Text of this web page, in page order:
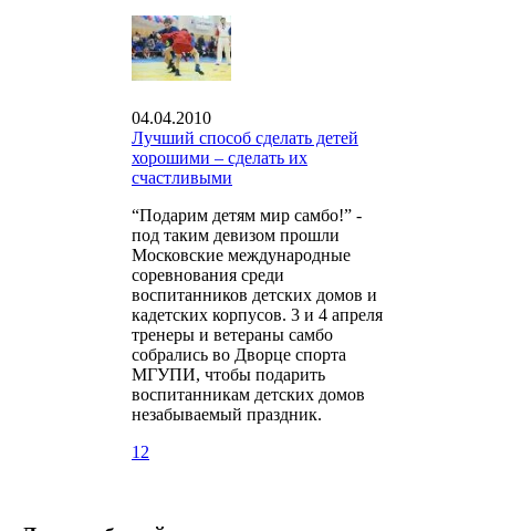
04.04.2010
Лучший способ сделать детей
хорошими – сделать их
счастливыми
“Подарим детям мир самбо!” -
под таким девизом прошли
Московские международные
соревнования среди
воспитанников детских домов и
кадетских корпусов. 3 и 4 апреля
тренеры и ветераны самбо
собрались во Дворце спорта
МГУПИ, чтобы подарить
воспитанникам детских домов
незабываемый праздник.
12